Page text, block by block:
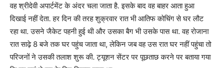
वह श्रीदेवी अपार्टमेंट के अंदर चला जाता है. इसके बाद वह बाहर आता हुआ
दिखाई नहीं देता. हर दिन की तरह शुक्रवार रात भी आतिफ कोचिंग से घर लौट
रहा था. उसने जैकेट पहनी हुई थी और उसका बैग भी उसके पास था. वह रोजाना
रात साढ़े 8 बजे तक घर पहुंच जाता था, लेकिन जब वह उस रात घर नहीं पहुंचा तो
परिजनों ने उसकी तलाश शुरू की. ट्यूशन सेंटर पर पूछताछ करने पर बताया गया